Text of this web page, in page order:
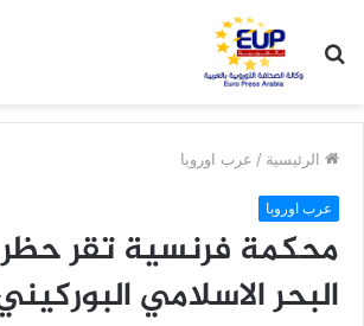
عن
الرئيسية / عرب اوروبا
عرب اوروبا
محكمة فرنسية تقر
البحر الاسلامي